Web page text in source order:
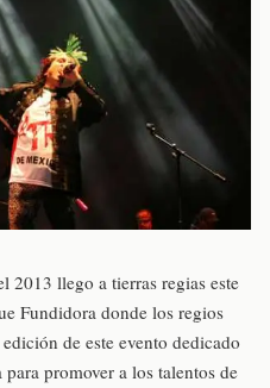
2013 llego a tierras regias este
Fundidora donde los regios
de este evento dedicado
promover a los talentos de